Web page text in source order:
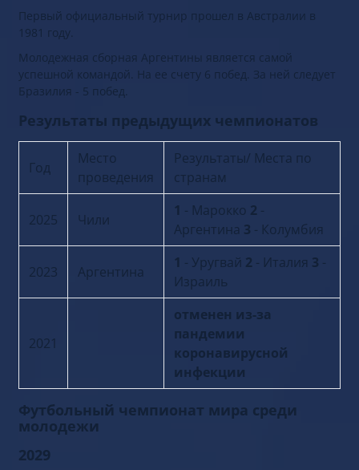
Первый официальный турнир прошел в Австралии в
1981 году.
Молодежная сборная Аргентины является самой
успешной командой. На ее счету 6 побед. За ней следует
Бразилия - 5 побед.
Результаты предыдущих чемпионатов
Год
Место
проведения
Результаты/ Места по
странам
2025 Чили
1 - Марокко 2 -
Аргентина 3 - Колумбия
2023 Аргентина
1 - Уругвай 2 - Италия 3 -
Израиль
2021
отменен из-за
пандемии
коронавирусной
инфекции
Футбольный чемпионат мира среди
молодежи
2029